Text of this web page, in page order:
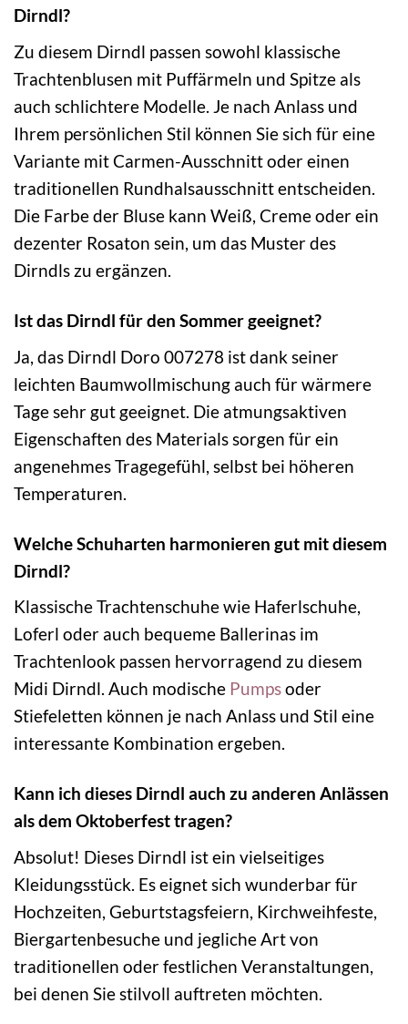
Dirndl?
Zu diesem Dirndl passen sowohl klassische
Trachtenblusen mit Puffärmeln und Spitze als
auch schlichtere Modelle. Je nach Anlass und
Ihrem persönlichen Stil können Sie sich für eine
Variante mit Carmen-Ausschnitt oder einen
traditionellen Rundhalsausschnitt entscheiden.
Die Farbe der Bluse kann Weiß, Creme oder ein
dezenter Rosaton sein, um das Muster des
Dirndls zu ergänzen.
Ist das Dirndl für den Sommer geeignet?
Ja, das Dirndl Doro 007278 ist dank seiner
leichten Baumwollmischung auch für wärmere
Tage sehr gut geeignet. Die atmungsaktiven
Eigenschaften des Materials sorgen für ein
angenehmes Tragegefühl, selbst bei höheren
Temperaturen.
Welche Schuharten harmonieren gut mit diesem
Dirndl?
Klassische Trachtenschuhe wie Haferlschuhe,
Loferl oder auch bequeme Ballerinas im
Trachtenlook passen hervorragend zu diesem
Midi Dirndl. Auch modische Pumpsoder
Stiefeletten können je nach Anlass und Stil eine
interessante Kombination ergeben.
Kann ich dieses Dirndl auch zu anderen Anlässen
als dem Oktoberfest tragen?
Absolut! Dieses Dirndl ist ein vielseitiges
Kleidungsstück. Es eignet sich wunderbar für
Hochzeiten, Geburtstagsfeiern, Kirchweihfeste,
Biergartenbesuche und jegliche Art von
traditionellen oder festlichen Veranstaltungen,
bei denen Sie stilvoll auftreten möchten.